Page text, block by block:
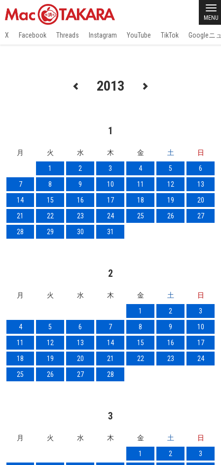
MENU
X Facebook Threads Instagram YouTube TikTok Googleニ
2013
1
月 火 水 木 金 土
日
1
2 3 4 5
6
7
8 9 10 11 12
13
14
15 16 17 18 19
20
21
22 23 24 25 26
27
28
29 30 31
2
月 火 水 木 金 土
日
1
2
3
4
5 6 7 8 9
10
11
12 13 14 15 16
17
18
19 20 21 22 23
24
25
26 27 28
3
月 火 水 木 金 土
日
1
2
3